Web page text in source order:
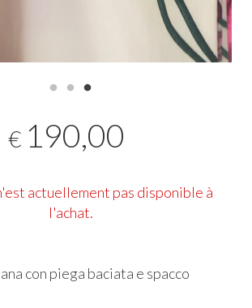
€ 190,00
actuellement pas disponible à
l'achat.
con piega baciata e spacco